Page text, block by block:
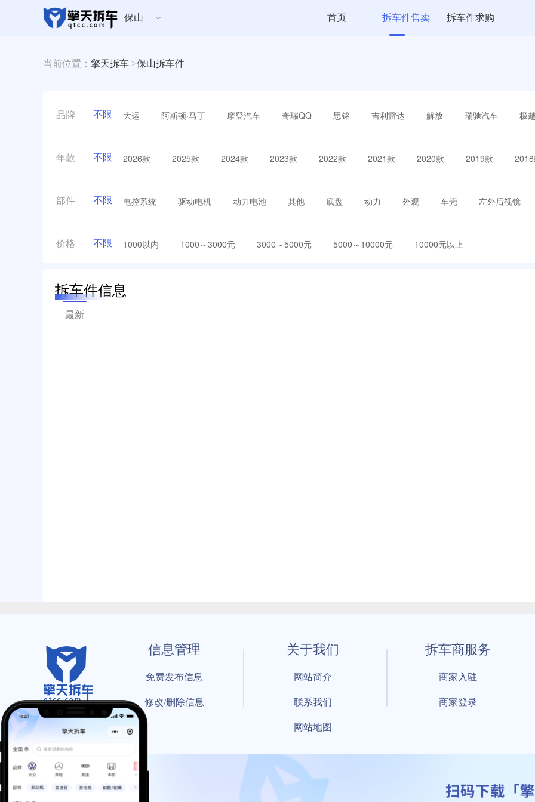
保山 首页 拆车件售卖 拆车件求购
当前位置： 擎天拆车 >保山拆车件
品牌 不限 大运 阿斯顿·马丁 摩登汽车 奇瑞QQ 思铭 吉利雷达 解放 瑞驰汽车 极
年款 不限 2026款 2025款 2024款 2023款 2022款 2021款 2020款 2019款
部件 不限 电控系统 驱动电机 动力电池 其他 底盘 动力 外观 车壳 左外后视镜
价格 不限 1000以内 1000～3000元 3000～5000元 5000～10000元 10000元以上
拆车件信息
最新
信息管理
免费发布信息
修改/删除信息
关于我们
网站简介
联系我们
网站地图
拆车商服务
商家入驻
商家登录
© 2021 By 擎天拆车-买卖拆车件，擎天拆车好省快 All Rights Reserved
工信部备案号：鲁ICP备18021004号-17 公安部备案号： 鲁公网安备